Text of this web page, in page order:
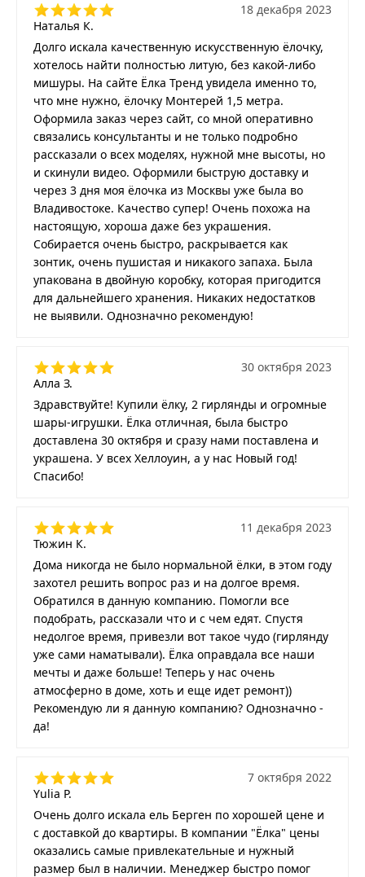
Наталья К.
18 декабря 2023
Долго искала качественную искусственную ёлочку,
хотелось найти полностью литую, без какой-либо
мишуры. На сайте Ёлка Тренд увидела именно то,
что мне нужно, ёлочку Монтерей 1,5 метра.
Оформила заказ через сайт, со мной оперативно
связались консультанты и не только подробно
рассказали о всех моделях, нужной мне высоты, но
и скинули видео. Оформили быструю доставку и
через 3 дня моя ёлочка из Москвы уже была во
Владивостоке. Качество супер! Очень похожа на
настоящую, хороша даже без украшения.
Собирается очень быстро, раскрывается как
зонтик, очень пушистая и никакого запаха. Была
упакована в двойную коробку, которая пригодится
для дальнейшего хранения. Никаких недостатков
не выявили. Однозначно рекомендую!
Алла З.
30 октября 2023
Здравствуйте! Купили ёлку, 2 гирлянды и огромные
шары-игрушки. Ёлка отличная, была быстро
доставлена 30 октября и сразу нами поставлена и
украшена. У всех Хеллоуин, а у нас Новый год!
Спасибо!
Тюжин К.
11 декабря 2023
Дома никогда не было нормальной ёлки, в этом году
захотел решить вопрос раз и на долгое время.
Обратился в данную компанию. Помогли все
подобрать, рассказали что и с чем едят. Спустя
недолгое время, привезли вот такое чудо (гирлянду
уже сами наматывали). Ёлка оправдала все наши
мечты и даже больше! Теперь у нас очень
атмосферно в доме, хоть и еще идет ремонт))
Рекомендую ли я данную компанию? Однозначно -
да!
Yulia P.
7 октября 2022
Очень долго искала ель Берген по хорошей цене и
с доставкой до квартиры. В компании "Ёлка" цены
оказались самые привлекательные и нужный
размер был в наличии. Менеджер быстро помог